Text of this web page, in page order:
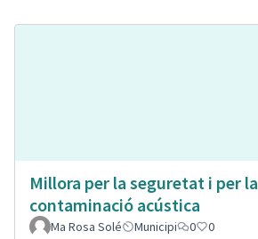
Millora per la seguretat i per la
contaminació acústica
Ma Rosa Solé Municipi 0 0